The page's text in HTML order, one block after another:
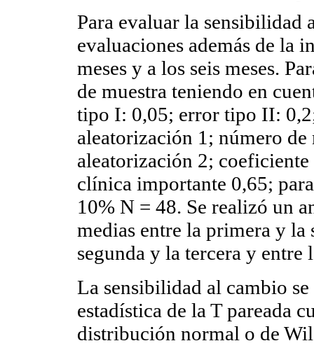
Para evaluar la sensibilidad
evaluaciones además de la
meses y a los seis meses.
de muestra teniendo en
tipo I: 0,05; error tipo II:
aleatorización 1; número de
aleatorización 2;
clínica importante 0,65;
10% N = 48. Se realizó un
medias entre la primera y la
segunda y la tercera y entre
La sensibilidad al cambio
estadística de la T pareada
distribución normal o de